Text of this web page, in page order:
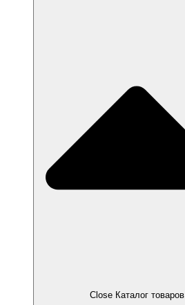
Close Каталог товаров